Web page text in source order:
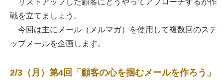
リストアップした顧客にどうやってアプローチするか作
戦を立てましょう。
今回は主にメール（メルマガ）を使用して複数回のステ
ップメールを企画します。
2/3（月）第4回「顧客の心を掴むメールを作ろう」